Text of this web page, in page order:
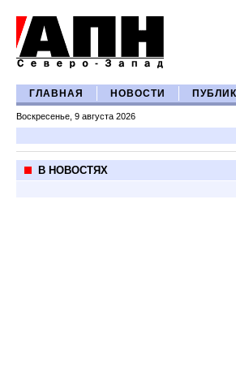
ГЛАВНАЯ НОВОСТИ
Воскресенье, 9 августа 2026
В НОВОСТЯХ